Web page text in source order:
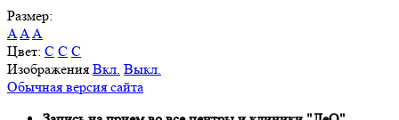
Размер:
AAA
Цвет: C C C
Изображения Вкл. Выкл.
Обычная версия сайта